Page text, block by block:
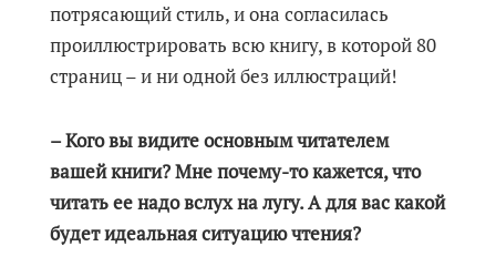
потрясающий стиль, и она согласилась
проиллюстрировать всю книгу, в которой 80
страниц – и ни одной без иллюстраций!
– Кого вы видите основным читателем
вашей книги? Мне почему-то кажется, что
читать ее надо вслух на лугу. А для вас какой
будет идеальная ситуацию чтения?